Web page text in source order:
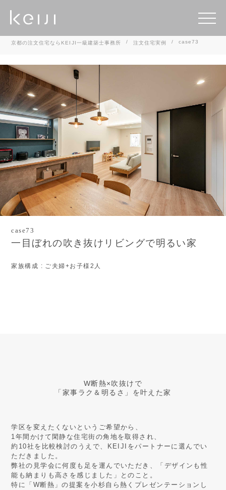
京都の注文住宅ならKEIJI一級建築士事務所 注文住宅実例 case73
case73
一目ぼれの吹き抜けリビングで明るい家
家族構成 : ご夫婦+お子様2人
W断熱×吹抜けで
「家事ラク＆明るさ」を叶えた家
学区を変えたくないというご希望から、
1年間かけて閑静な住宅街の角地を取得され、
約10社を比較検討のうえで、KEIJIをパートナーに選んでい
ただきました。
弊社の見学会に何度も足を運んでいただき、「デザインも性
能も納まりも高さを感じました」とのこと。
特に「W断熱」の提案を小杉自ら熱くプレゼンテーションし